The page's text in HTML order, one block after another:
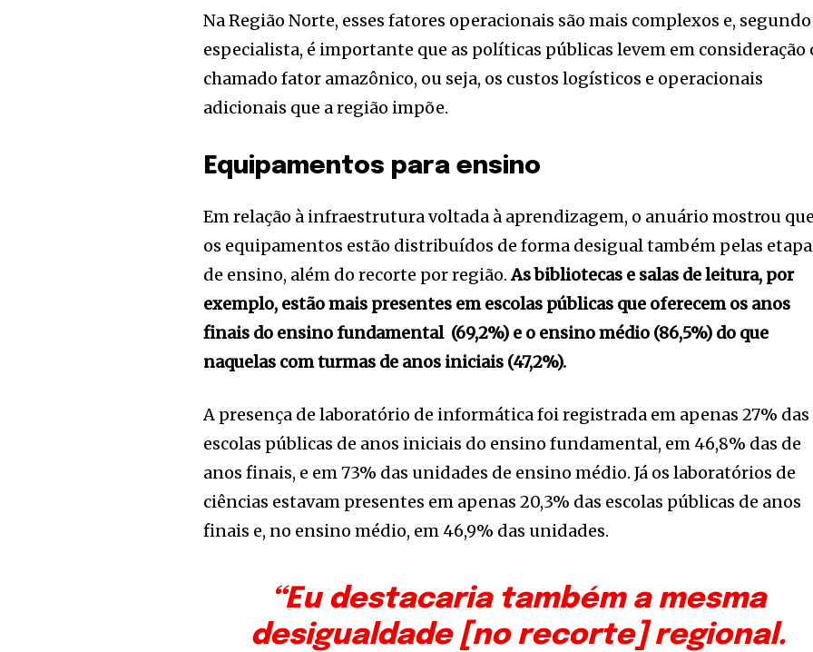
Na Região Norte, esses fatores operacionais são mais complexos e,
especialista, é importante que as políticas públicas levem em consideração
chamado fator amazônico, ou seja, os custos logísticos e operacionais
adicionais que a região impõe.
Equipamentos para ensino
Em relação à infraestrutura voltada à aprendizagem, o anuário mostrou
os equipamentos estão distribuídos de forma desigual também pelas
de ensino, além do recorte por região.As bibliotecas e salas de leitura, por
exemplo, estão mais presentes em escolas públicas que oferecem os anos
finais do ensino fundamental (69,2%) e o ensino médio (86,5%) do que
naquelas com turmas de anos iniciais (47,2%).
A presença de laboratório de informática foi registrada em apenas 27% das
escolas públicas de anos iniciais do ensino fundamental, em 46,8% das de
anos finais, e em 73% das unidades de ensino médio. Já os laboratórios de
ciências estavam presentes em apenas 20,3% das escolas públicas de anos
finais e, no ensino médio, em 46,9% das unidades.
“Eu destacaria também a mesma
desigualdade [no recorte] regional.